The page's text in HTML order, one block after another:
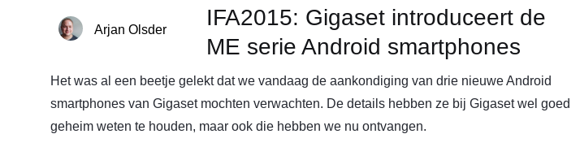
Arjan Olsder
IFA2015: Gigaset introduceert de
ME serie Android smartphones
Het was al een beetje gelekt dat we vandaag de aankondiging van drie nieuwe Android
smartphones van Gigaset mochten verwachten. De details hebben ze bij Gigaset wel goed
geheim weten te houden, maar ook die hebben we nu ontvangen.